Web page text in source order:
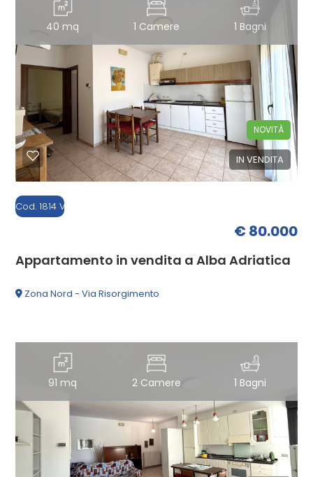
40 mq 1 Camere 1 Bagni
IN VENDITA
NOVITÀ
Cod. 1814 V
€ 80.000
Appartamento in vendita a Alba Adriatica
Zona Nord - Via Risorgimento
91 mq 2 Camere 1 Bagni
5+
Altre
opzioni
-
multiscelta
Giardino
Arredato
Lusso